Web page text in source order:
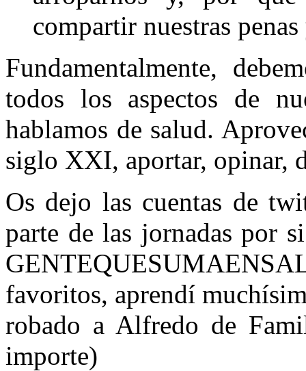
compartir nuestras
Fundamentalmente,
todos los aspectos de
hablamos de salud.
siglo XXI, aportar, opinar,
Os dejo las cuentas de
parte de las jornadas por
favoritos, aprendí
robado a Alfredo de
importe)